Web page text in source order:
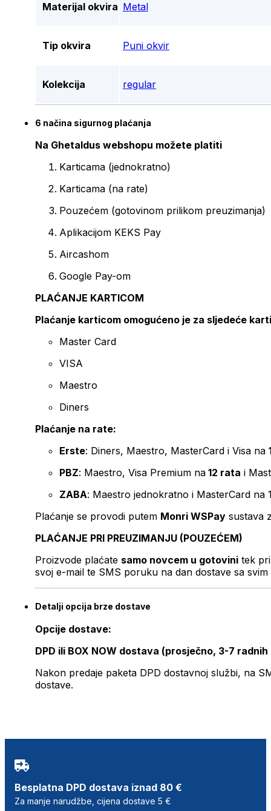
Materijal okvira Metal
Tip okvira Puni okvir
Kolekcija regular
6 načina sigurnog plaćanja
Na Ghetaldus webshopu možete platiti
Karticama (jednokratno)
Karticama (na rate)
Pouzećem (gotovinom prilikom preuzimanja)
Aplikacijom KEKS Pay
Aircashom
Google Pay-om
PLAĆANJE KARTICOM
Plaćanje karticom omogućeno je za sljedeće
Master Card
VISA
Maestro
Diners
Plaćanje na rate:
Erste: Diners, Maestro, MasterCard i Visa na
PBZ: Maestro, Visa Premium na 12 rata i
ZABA: Maestro jednokratno i MasterCard na
Plaćanje se provodi putem Monri WSPay sustava
PLAĆANJE PRI PREUZIMANJU (POUZEĆEM)
Proizvode plaćate samo novcem u gotovini tek
svoj e-mail te SMS poruku na dan dostave sa svim
Detalji opcija brze dostave
Opcije dostave:
DPD ili BOX NOW dostava (prosječno, 3-7 radnih
Nakon predaje paketa DPD dostavnoj službi, na
dostave.
Besplatna DPD dostava iznad 80 €
Za manje narudžbe, cijena dostave 5 €